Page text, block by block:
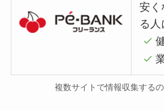
安く
る人
複数サイトで情報収集する